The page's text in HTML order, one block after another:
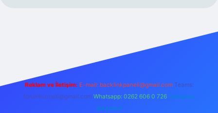
Reklam ve İletişim: E-mail: backlinkpaneli@gmail.com Teams:
forumhizmeti@gmail.com Whatsapp: 0262 606 0 726 Telegram:
@karabul